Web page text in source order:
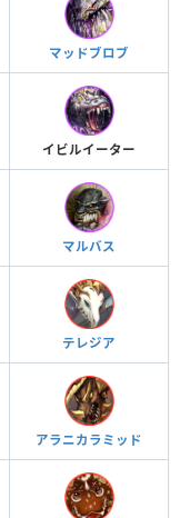
マッドブロブ
イビルイーター
マルバス
テレジア
アラニカラミッド